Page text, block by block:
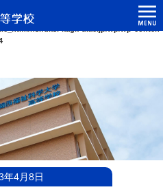
'ASC' (this will throw an Error in a futur
西福祉科学大学高等学校
年4月8日